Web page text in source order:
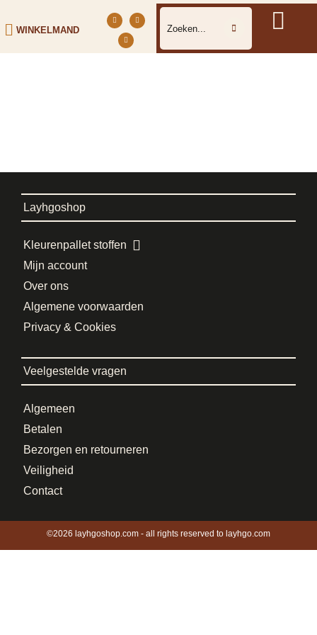
WINKELMAND
Layhgoshop
Kleurenpallet stoffen
Mijn account
Over ons
Algemene voorwaarden
Privacy & Cookies
Veelgestelde vragen
Algemeen
Betalen
Bezorgen en retourneren
Veiligheid
Contact
©2026 layhgoshop.com - all rights reserved to layhgo.com